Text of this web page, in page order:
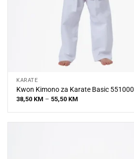
KARATE
Kwon Kimono za Karate Basic 551000
38,50 KM – 55,50 KM
55,50 KM